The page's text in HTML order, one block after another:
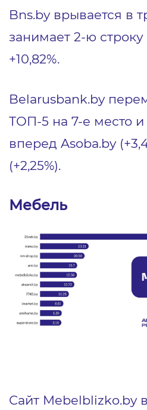
Bns.by врывается в
занимает 2-ю строку
+10,82%.
Belarusbank.by
ТОП-5 на 7-е место и
вперед Asoba.by
(+2,25%).
Мебель
Сайт Mebelblizko.by